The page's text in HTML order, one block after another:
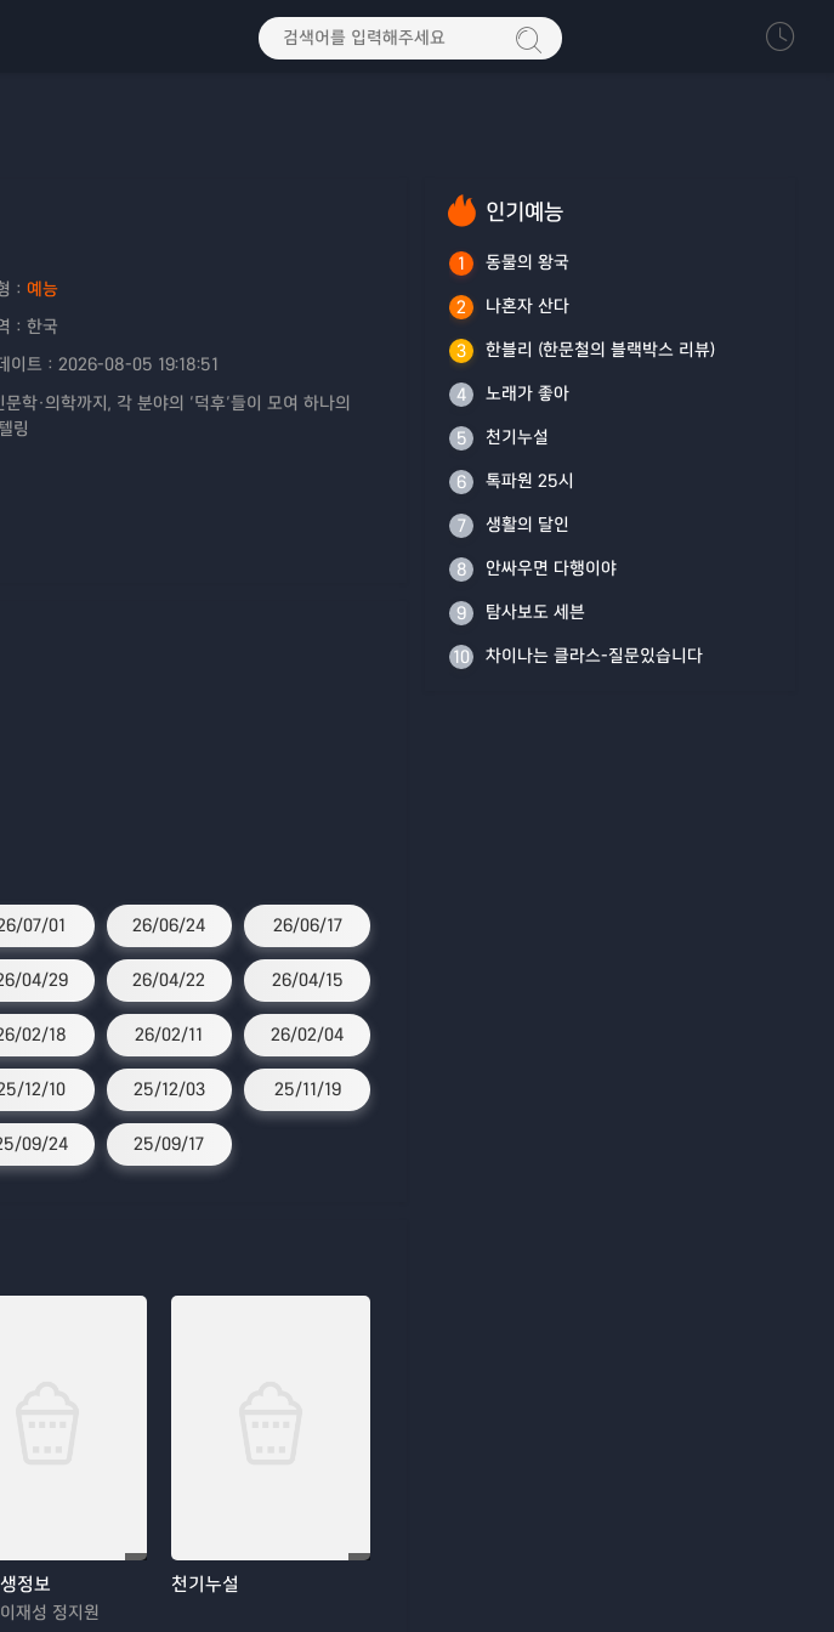
： 예능
： 한국
이트： 2026-08-05 19:18:51
학·의학까지, 각 분야의 ‘덕후’들이 모여 하나의
링
07/01 26/06/24 26/06/17
04/29 26/04/22 26/04/15
02/18 26/02/11 26/02/04
12/10 25/12/03 25/11/19
09/24 25/09/17
정보
재성 정지원
천기누설
인기예능
1 동물의 왕국
2 나혼자 산다
3 한블리 (한문철의 블랙박스 리뷰)
4 노래가 좋아
5 천기누설
6 톡파원 25시
7 생활의 달인
8 안싸우면 다행이야
9 탐사보도 세븐
10 차이나는 클라스-질문있습니다